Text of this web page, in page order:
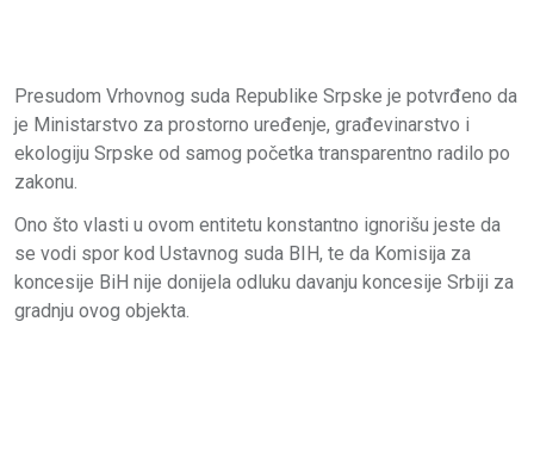
Presudom Vrhovnog suda Republike Srpske je potvrđeno da
je Ministarstvo za prostorno uređenje, građevinarstvo i
ekologiju Srpske od samog početka transparentno radilo po
zakonu.
Ono što vlasti u ovom entitetu konstantno ignorišu jeste da
se vodi spor kod Ustavnog suda BIH, te da Komisija za
koncesije BiH nije donijela odluku davanju koncesije Srbiji za
gradnju ovog objekta.